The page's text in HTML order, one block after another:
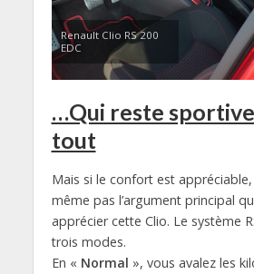
Renault Clio RS 200
EDC
…Qui reste
tout
Mais si le confort est appréciable,
même pas l’argument principal
apprécier cette Clio. Le système
trois modes.
En « Normal », vous avalez les